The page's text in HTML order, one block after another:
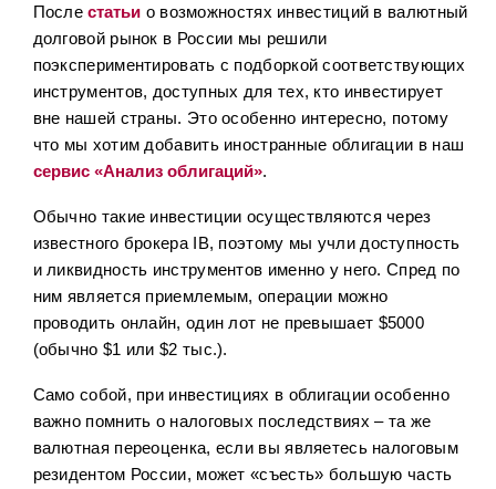
Детский портфель 14
ЗПИФ 6
Послестатьи о возможностях инвестиций в валютный
долговой рынок в России мы решили
поэкспериментировать с подборкой соответствующих
инструментов, доступных для тех, кто инвестирует
вне нашей страны. Это особенно интересно, потому
что мы хотим добавить иностранные облигации в наш
сервис «Анализ облигаций».
Обычно такие инвестиции осуществляются через
известного брокера IB, поэтому мы учли доступность
и ликвидность инструментов именно у него. Спред по
ним является приемлемым, операции можно
проводить онлайн, один лот не превышает $5000
(обычно $1 или $2 тыс.).
Само собой, при инвестициях в облигации особенно
важно помнить о налоговых последствиях – та же
валютная переоценка, если вы являетесь налоговым
резидентом России, может «съесть» большую часть